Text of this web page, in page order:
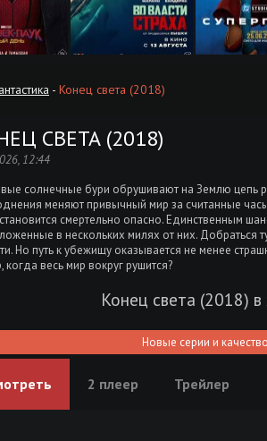
- Конец света (2018)
СВЕТА (2018)
12:44
солнечные бури обрушивают на Землю цепь
меняют привычный мир за считанные
смертельно опасно. Единственным
в нескольких милях от них. Добраться
Но путь к убежищу оказывается не менее
когда весь мир вокруг рушится?
Конец света (2018)
Новые серии и
2 плеер Трейлер